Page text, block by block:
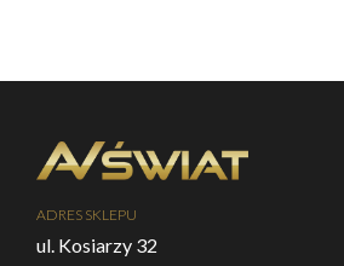
ADRES SKLEPU
ul. Kosiarzy 32